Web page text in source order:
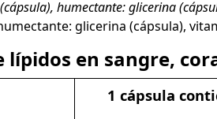
humectante: glicerina
glicerina (cápsula),
en sangre,
1 cápsula